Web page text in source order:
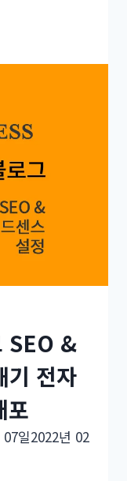
SEO &
기 전자
포
일2022년 02